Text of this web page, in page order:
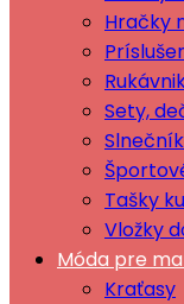
Hračky
Sety,
Tašky
Vložky
Móda pre
Kraťasy